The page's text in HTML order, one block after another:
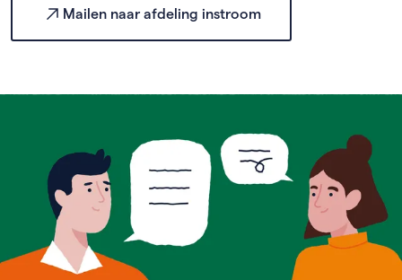
Mailen naar afdeling instroom